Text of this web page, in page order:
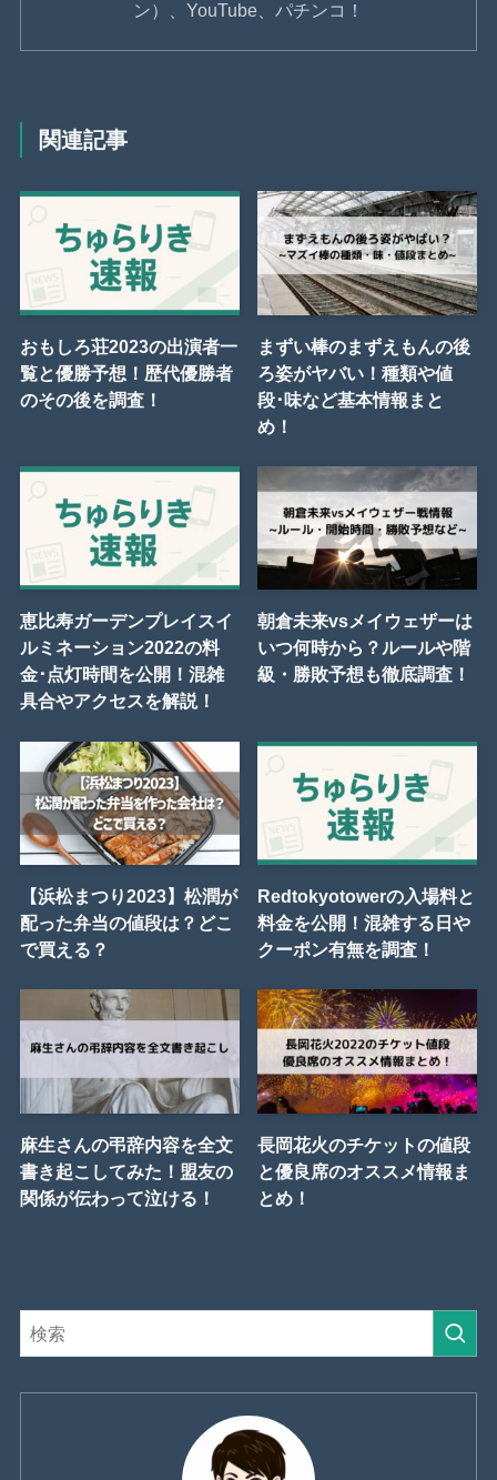
ン）、YouTube、パチンコ！
関連記事
おもしろ荘2023の出演者一
覧と優勝予想！歴代優勝者
のその後を調査！
まずい棒のまずえもんの後
ろ姿がヤバい！種類や値
段･味など基本情報まと
め！
恵比寿ガーデンプレイスイ
ルミネーション2022の料
金･点灯時間を公開！混雑
具合やアクセスを解説！
朝倉未来vsメイウェザーは
いつ何時から？ルールや階
級・勝敗予想も徹底調査！
【浜松まつり2023】松潤が
配った弁当の値段は？どこ
で買える？
Redtokyotowerの入場料と
料金を公開！混雑する日や
クーポン有無を調査！
麻生さんの弔辞内容を全文
書き起こしてみた！盟友の
関係が伝わって泣ける！
長岡花火のチケットの値段
と優良席のオススメ情報ま
とめ！